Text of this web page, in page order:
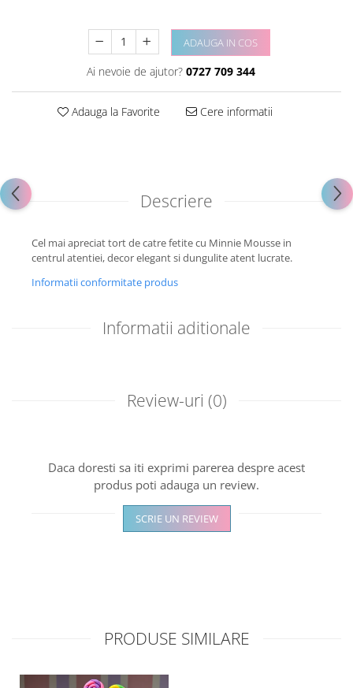
ADAUGA IN COS
Ai nevoie de ajutor? 0727 709 344
Adauga la Favorite Cere informatii
Descriere
Cel mai apreciat tort de catre fetite cu Minnie Mousse in
centrul atentiei, decor elegant si dungulite atent lucrate.
Informatii conformitate produs
Informatii aditionale
Review-uri (0)
Daca doresti sa iti exprimi parerea despre acest
produs poti adauga un review.
SCRIE UN REVIEW
PRODUSE SIMILARE